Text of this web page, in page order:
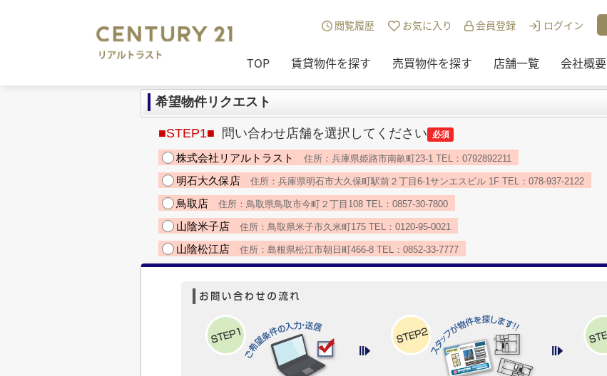
閲覧履歴 お気に入り 会員登録 ログイン
TOP 賃貸物件を探す 売買物件を探す 店舗一覧 会社概要
希望物件リクエスト
■STEP1■ 問い合わせ店舗を選択してください 必須
株式会社リアルトラスト 住所：兵庫県姫路市南畝町23-1 TEL：0792892211
明石大久保店 住所：兵庫県明石市大久保町駅前２丁目6-1サンエスビル 1F TEL：078-937-2122
鳥取店 住所：鳥取県鳥取市今町２丁目108 TEL：0857-30-7800
山陰米子店 住所：鳥取県米子市久米町175 TEL：0120-95-0021
山陰松江店 住所：島根県松江市朝日町466-8 TEL：0852-33-7777